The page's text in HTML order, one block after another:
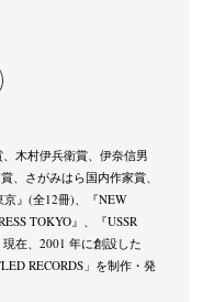
木村伊兵衛賞、伊奈信男
、さがみはら国内作家賞、
』(全12冊)、『NEW
TOKYO』、『USSR
在、2001 年に創設した
RECORDS」を制作・発